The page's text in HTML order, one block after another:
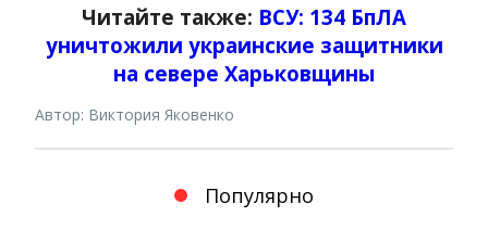
Читайте также: ВСУ: 134 БпЛА
уничтожили украинские защитники
на севере Харьковщины
Автор: Виктория Яковенко
Популярно